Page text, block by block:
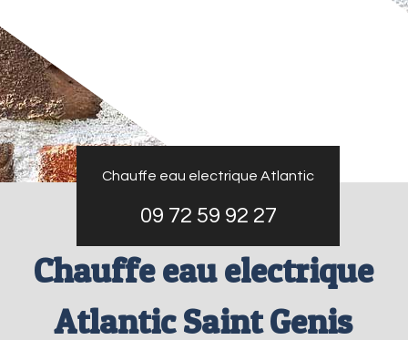
Chauffe eau electrique Atlantic
09 72 59 92 27
Chauffe eau electrique
Atlantic Saint Genis